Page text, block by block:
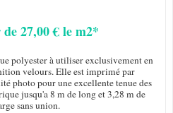
27,00 € le m2*
polyester à utiliser exclusivement en
velours. Elle est imprimé par
photo pour une excellente tenue des
jusqu'a 8 m de long et 3,28 m de
sans union.